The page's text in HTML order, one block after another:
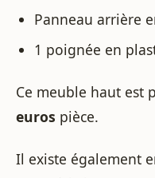
Panneau arrière
1 poignée en
Ce meuble haut est
euros pièce.
Il existe également